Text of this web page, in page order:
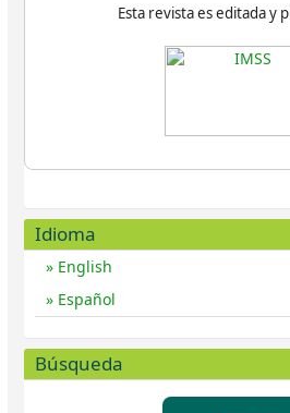
Esta revista es editada y
Idioma
English
Español
Búsqueda